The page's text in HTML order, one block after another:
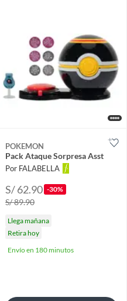
POKEMON
Pack Ataque Sorpresa Asst
Por FALABELLA
S/ 62.90 -30%
S/ 89.90
Llega mañana
Retira hoy
Envío en 180 minutos